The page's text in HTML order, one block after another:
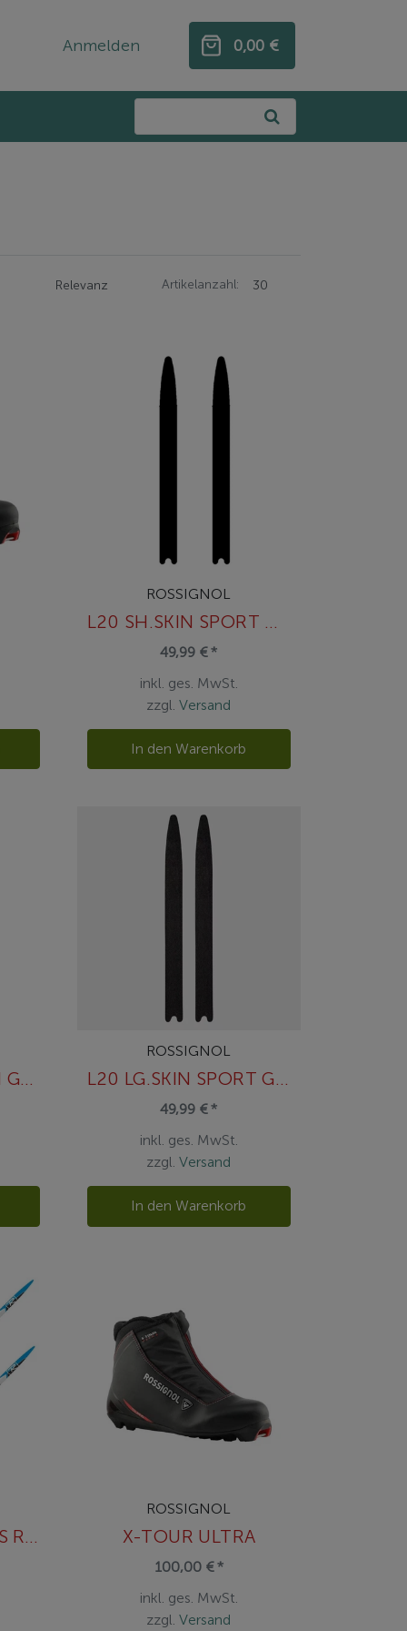
Anmelden 0,00 €
Artikelanzahl:
ROSSIGNOL
49,99 € *
inkl. ges. MwSt.
zzgl.Versand
In den Warenkorb
L20 SHORT R-SKIN GRIP (35x370)
ROSSIGNOL
L20 LG.SKIN SPORT GRIP(35x409)
49,99 € *
inkl. ges. MwSt.
zzgl.Versand
In den Warenkorb
ZYMAX CLASSIC NIS R-GRIP
ROSSIGNOL
X-TOUR ULTRA
100,00 € *
inkl. ges. MwSt.
zzgl.Versand